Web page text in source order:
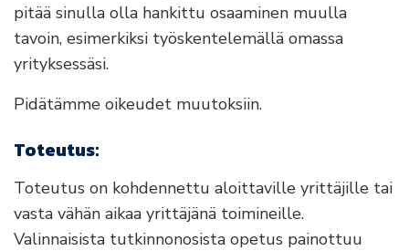
pitää sinulla olla hankittu osaaminen muulla
tavoin, esimerkiksi työskentelemällä omassa
yrityksessäsi.
Pidätämme oikeudet muutoksiin.
Toteutus:
Toteutus on kohdennettu aloittaville yrittäjille tai
vasta vähän aikaa yrittäjänä toimineille.
Valinnaisista tutkinnonosista opetus painottuu